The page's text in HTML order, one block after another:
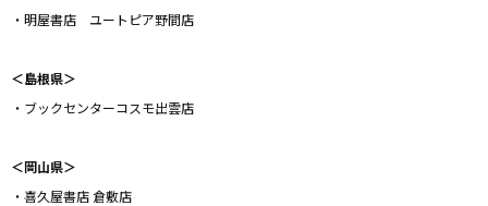
・明屋書店 ユートピア野間店
＜島根県＞
・ブックセンターコスモ出雲店
＜岡山県＞
・喜久屋書店 倉敷店